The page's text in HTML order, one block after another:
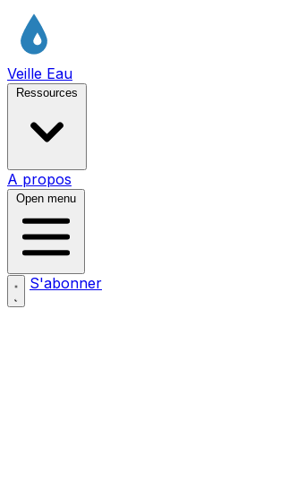
Veille Eau
Ressources
A propos
Open menu
S'abonner